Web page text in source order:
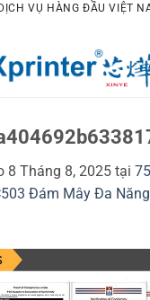
VỤ HÀNG ĐẦU VIỆT
8 Tháng 8, 2025 tại
Đám Mây Đa